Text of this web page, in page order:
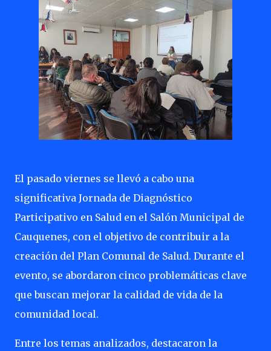
El pasado viernes se llevó a cabo una
significativa Jornada de Diagnóstico
Participativo en Salud en el Salón Municipal de
Cauquenes, con el objetivo de contribuir a la
creación del Plan Comunal de Salud. Durante el
evento, se abordaron cinco problemáticas clave
que buscan mejorar la calidad de vida de la
comunidad local.
Entre los temas analizados, destacaron la